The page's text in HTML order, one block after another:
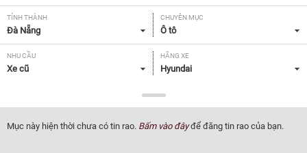
TỈNH THÀNH
Đà Nẵng
CHUYÊN MỤC
Ô tô
NHU CẦU
Xe cũ
HÃNG XE
Hyundai
I30
NĂM SẢN XUẤT
Tất cả
GIÁ XE XUẤT XỨ
Mục này hiện thời chưa có tin rao. Bấm vào đâyđể đăng tin rao của bạn.